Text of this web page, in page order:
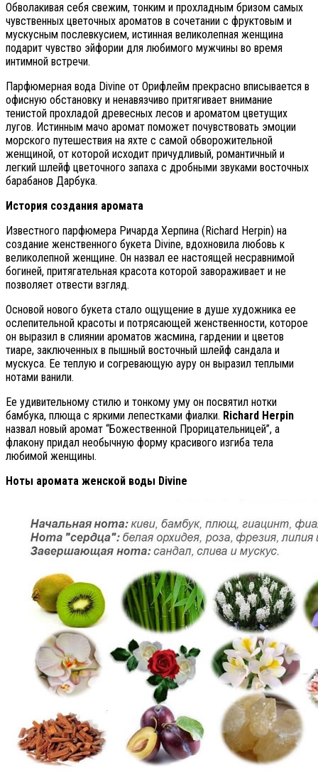
Обволакивая себя свежим, тонким и прохладным бризом самых
чувственных цветочных ароматов в сочетании с фруктовым и
мускусным послевкусием, истинная великолепная женщина
подарит чувство эйфории для любимого мужчины во время
интимной встречи.
Парфюмерная вода Divine от Орифлейм прекрасно вписывается в
офисную обстановку и ненавязчиво притягивает внимание
тенистой прохладой древесных лесов и ароматом цветущих
лугов. Истинным мачо аромат поможет почувствовать эмоции
морского путешествия на яхте с самой обворожительной
женщиной, от которой исходит причудливый, романтичный и
легкий шлейф цветочного запаха с дробными звуками восточных
барабанов Дарбука.
История создания аромата
Известного парфюмера Ричарда Херпина (Richard Herpin) на
создание женственного букета Divine, вдохновила любовь к
великолепной женщине. Он назвал ее настоящей несравнимой
богиней, притягательная красота которой завораживает и не
позволяет отвести взгляд.
Основой нового букета стало ощущение в душе художника ее
ослепительной красоты и потрясающей женственности, которое
он выразил в слиянии ароматов жасмина, гардении и цветов
тиаре, заключенных в пышный восточный шлейф сандала и
мускуса. Ее теплую и согревающую ауру он выразил теплыми
нотами ванили.
Ее удивительному стилю и тонкому уму он посвятил нотки
бамбука, плюща с яркими лепестками фиалки. Richard Herpin
назвал новый аромат “Божественной Прорицательницей”, а
флакону придал необычную форму красивого изгиба тела
любимой женщины.
Ноты аромата женской воды Divine